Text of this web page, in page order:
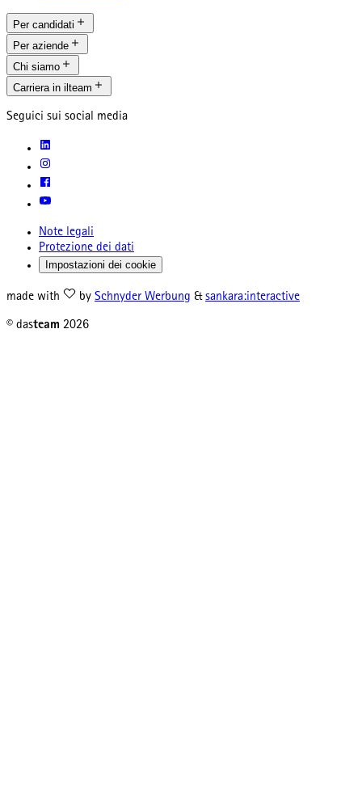
Per candidati
Per aziende
Chi siamo
Carriera in ilteam
Seguici sui social media
Note legali
Protezione dei dati
Impostazioni dei cookie
made with by Schnyder Werbung & sankara:interactive
© dasteam 2026